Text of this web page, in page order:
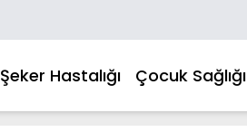
Şeker Hastalığı Çocuk Sağlığı